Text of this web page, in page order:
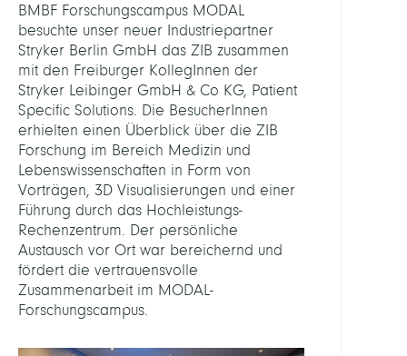
BMBF Forschungscampus MODAL
besuchte unser neuer Industriepartner
Stryker Berlin GmbH das ZIB zusammen
mit den Freiburger KollegInnen der
Stryker Leibinger GmbH & Co KG, Patient
Specific Solutions. Die BesucherInnen
erhielten einen Überblick über die ZIB
Forschung im Bereich Medizin und
Lebenswissenschaften in Form von
Vorträgen, 3D Visualisierungen und einer
Führung durch das Hochleistungs-
Rechenzentrum. Der persönliche
Austausch vor Ort war bereichernd und
fördert die vertrauensvolle
Zusammenarbeit im MODAL-
Forschungscampus.